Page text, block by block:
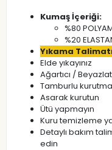
Kumaş İçeriği:
%80
%20
Yıkama
Elde yıkayınız
Ağartıcı /
Tamburlu
Asarak kurutun
Ütü yapmayın
Kuru temizleme
Detaylı bakım
edin